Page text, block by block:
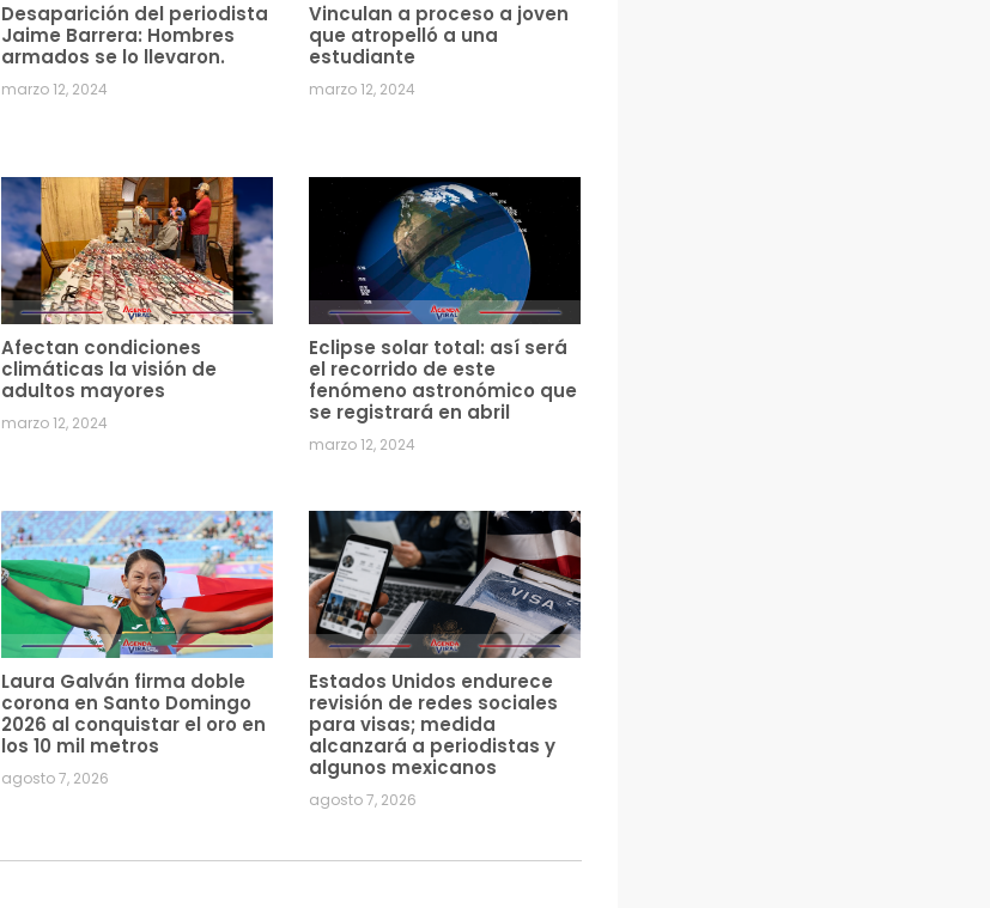
Desaparición del periodista
Jaime Barrera: Hombres
armados se lo llevaron.
marzo 12, 2024
Vinculan a proceso a joven
que atropelló a una
estudiante
marzo 12, 2024
Afectan condiciones
climáticas la visión de
adultos mayores
marzo 12, 2024
Eclipse solar total: así será
el recorrido de este
fenómeno astronómico que
se registrará en abril
marzo 12, 2024
Laura Galván firma doble
corona en Santo Domingo
2026 al conquistar el oro en
los 10 mil metros
agosto 7, 2026
Estados Unidos endurece
revisión de redes sociales
para visas; medida
alcanzará a periodistas y
algunos mexicanos
agosto 7, 2026